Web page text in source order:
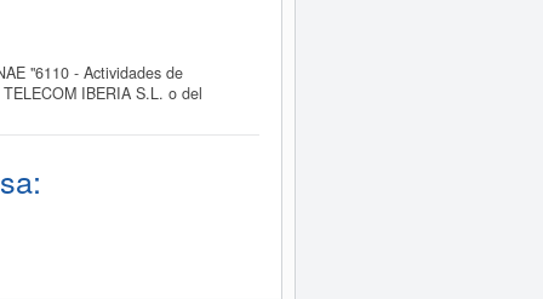
"6110 - Actividades de
IBERIA S.L. o del